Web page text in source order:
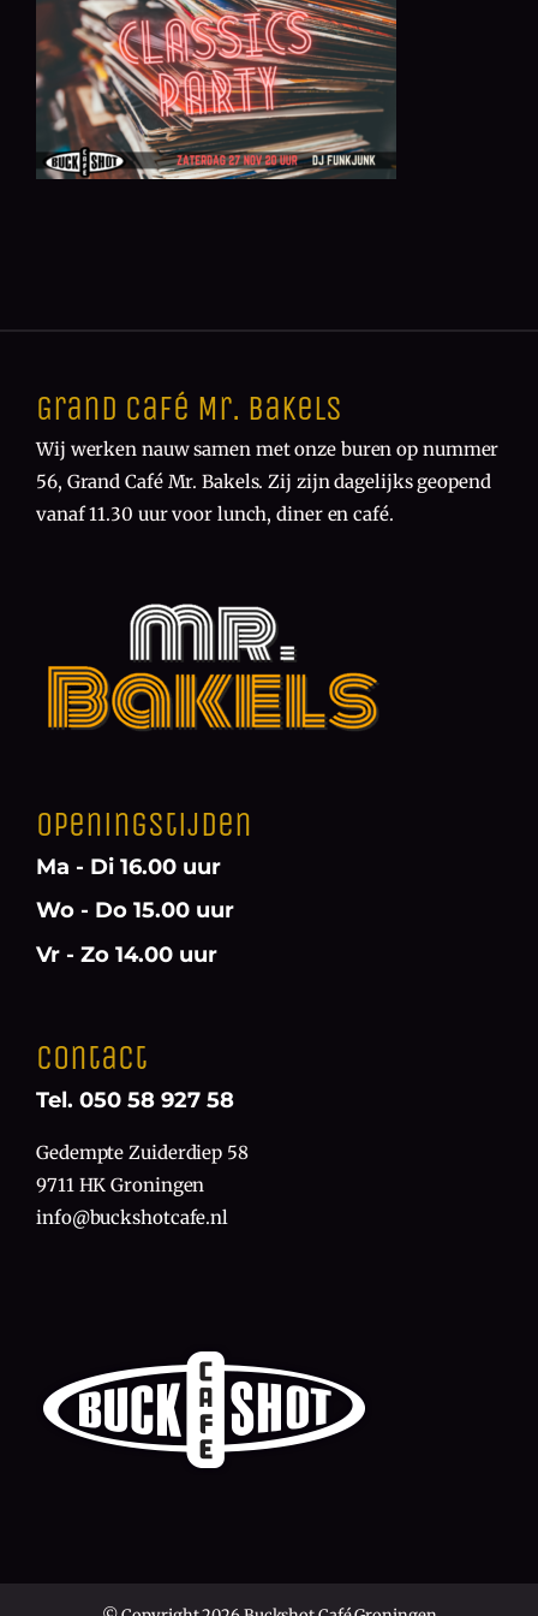
Grand Café Mr. Bakels
Wij werken nauw samen met onze buren op nummer
56, Grand Café Mr. Bakels. Zij zijn dagelijks geopend
vanaf 11.30 uur voor lunch, diner en café.
Openingstijden
Ma - Di 16.00 uur
Wo - Do 15.00 uur
Vr - Zo 14.00 uur
Contact
Tel. 050 58 927 58
Gedempte Zuiderdiep 58
9711 HK Groningen
info@buckshotcafe.nl